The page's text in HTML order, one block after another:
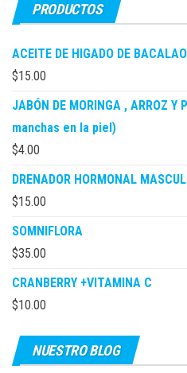
PRODUCTOS
ACEITE DE HIGADO DE BACALAO
$15.00
JABÓN DE MORINGA , ARROZ Y
manchas en la piel)
$4.00
DRENADOR HORMONAL
$15.00
SOMNIFLORA
$35.00
CRANBERRY +VITAMINA C
$10.00
NUESTRO BLOG